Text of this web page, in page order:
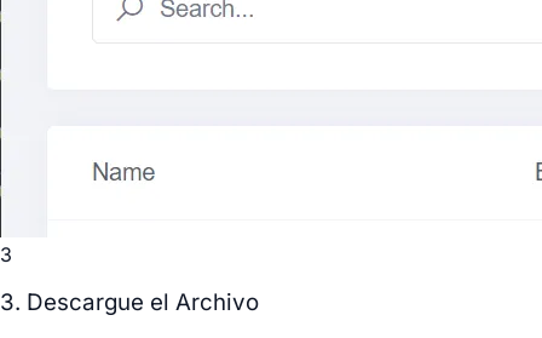
3
3. Descargue el Archivo